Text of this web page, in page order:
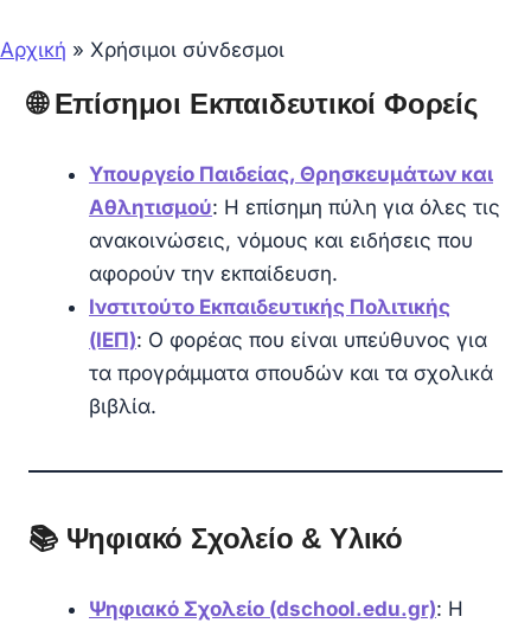
Αρχική » Χρήσιμοι σύνδεσμοι
🌐 Επίσημοι Εκπαιδευτικοί Φορείς
Υπουργείο Παιδείας, Θρησκευμάτων και
Αθλητισμού: Η επίσημη πύλη για όλες τις
ανακοινώσεις, νόμους και ειδήσεις που
αφορούν την εκπαίδευση.
Ινστιτούτο Εκπαιδευτικής Πολιτικής
(ΙΕΠ): Ο φορέας που είναι υπεύθυνος για
τα προγράμματα σπουδών και τα σχολικά
βιβλία.
📚 Ψηφιακό Σχολείο & Υλικό
Ψηφιακό Σχολείο (dschool.edu.gr): Η